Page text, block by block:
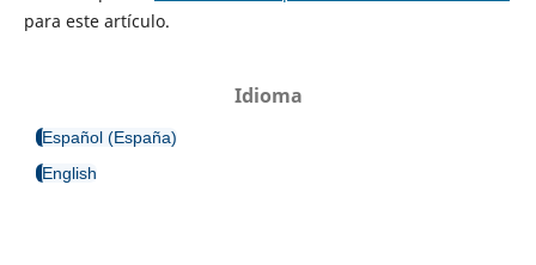
para este artículo.
Idioma
Español (España)
English